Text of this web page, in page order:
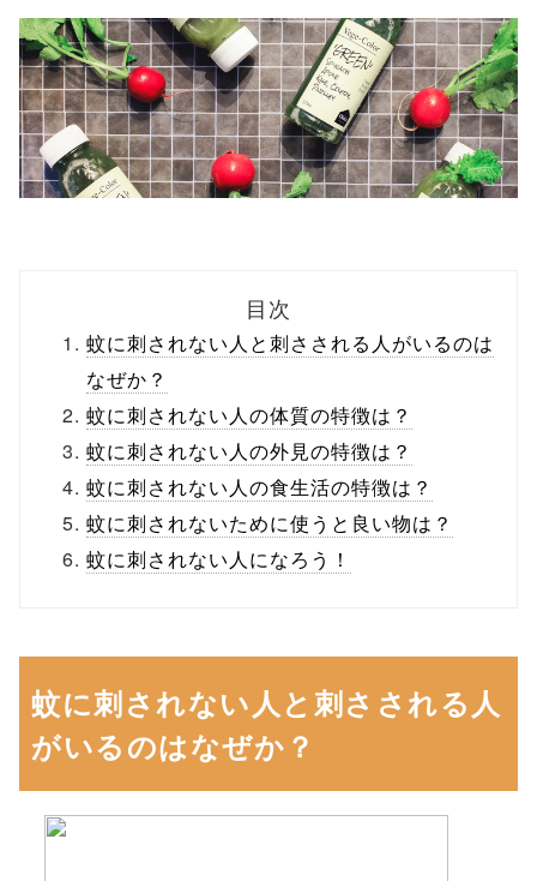
目次
蚊に刺されない人と刺さされる人がいるのは
なぜか？
蚊に刺されない人の体質の特徴は？
蚊に刺されない人の外見の特徴は？
蚊に刺されない人の食生活の特徴は？
蚊に刺されないために使うと良い物は？
蚊に刺されない人になろう！
蚊に刺されない人と刺さされる人
がいるのはなぜか？